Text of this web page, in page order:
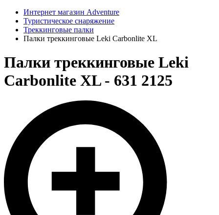
Интернет магазин Adventure
Туристическое снаряжение
Треккинговые палки
Палки треккинговые Leki Carbonlite XL
Палки треккинговые Leki
Carbonlite XL - 631 2125